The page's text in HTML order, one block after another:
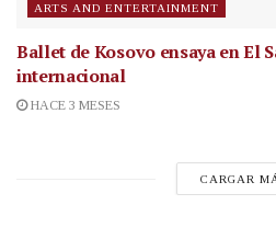
ARTS AND ENTERTAINMENT
Ballet de Kosovo ensaya en El
internacional
HACE 3 MESES
CARGAR